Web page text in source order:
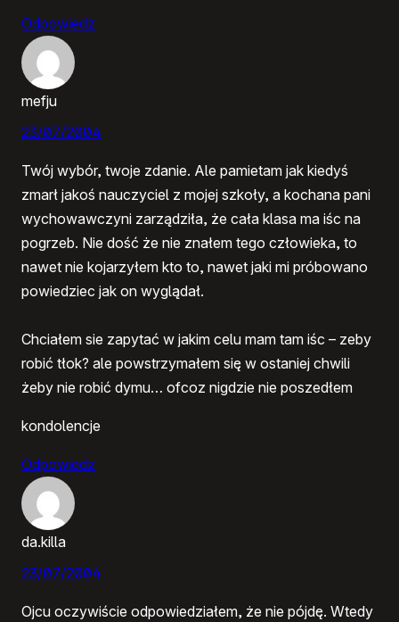
Odpowiedz
mefju
23/07/2004
Twój wybór, twoje zdanie. Ale pamietam jak kiedyś
zmarł jakoś nauczyciel z mojej szkoły, a kochana pani
wychowawczyni zarządziła, że cała klasa ma iśc na
pogrzeb. Nie dość że nie znałem tego człowieka, to
nawet nie kojarzyłem kto to, nawet jaki mi próbowano
powiedziec jak on wyglądał.
Chciałem sie zapytać w jakim celu mam tam iśc – zeby
robić tłok? ale powstrzymałem się w ostaniej chwili
żeby nie robić dymu… ofcoz nigdzie nie poszedłem
kondolencje
Odpowiedz
da.killa
23/07/2004
Ojcu oczywiście odpowiedziałem, że nie pójdę. Wtedy